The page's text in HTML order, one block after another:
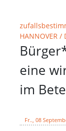
HANNOVER /
eine
im
Fr.., 08